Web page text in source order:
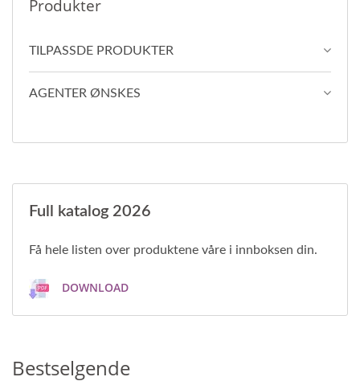
Produkter
TILPASSDE PRODUKTER
AGENTER ØNSKES
Full katalog 2026
Få hele listen over produktene våre i innboksen din.
DOWNLOAD
Bestselgende